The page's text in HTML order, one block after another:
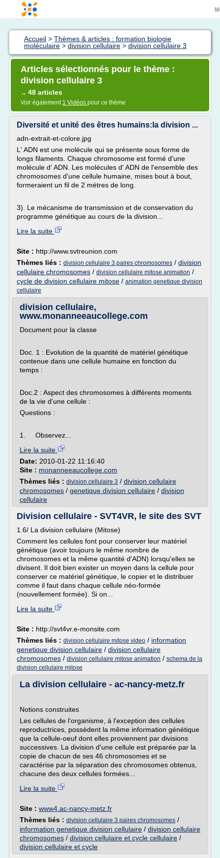
Accueil > Thèmes & articles : formation biologie
moléculaire > division cellulaire > division cellulaire 3
Articles sélectionnés pour le thème :
division cellulaire 3
→ 48 articles
Voir également 1 Vidéos pour ce thème
Diversité et unité des êtres humains:la division ...
adn-extrait-et-colore.jpg
L' ADN est une molécule qui se présente sous forme de
longs filaments. Chaque chromosome est formé d'une
molécule d' ADN. Les molécules d' ADN de l'ensemble des
chromosomes d'une cellule humaine, mises bout à bout,
formeraient un fil de 2 mètres de long.
3). Le mécanisme de transmission et de conservation du
programme génétique au cours de la division...
Lire la suite
Site : http://www.svtreunion.com
Thèmes liés : division cellulaire 3 paires chromosomes / division
cellulaire chromosomes / division cellulaire mitose animation /
cycle de division cellulaire mitose / animation genetique division
cellulaire
division cellulaire,
www.monanneeaucollege.com
Document pour la classe
Doc. 1 : Evolution de la quantité de matériel génétique
contenue dans une cellule humaine en fonction du
temps :
Doc.2 : Aspect des chromosomes à différents moments
de la vie d'une cellule :
Questions :
1. Observez...
Lire la suite
Date: 2010-01-22 11:16:40
Site : monanneeaucollege.com
Thèmes liés : division cellulaire 3 / division cellulaire
chromosomes / genetique division cellulaire / division
cellulaire
Division cellulaire - SVT4VR, le site des SVT
1.6/ La division cellulaire (Mitose)
Comment les cellules font pour conserver leur matériel
génétique (avoir toujours le même nombre de
chromosomes et la même quantité d'ADN) lorsqu'elles se
divisent. Il doit bien exister un moyen dans la cellule pour
conserver ce matériel génétique, le copier et le distribuer
comme il faut dans chaque cellule néo-formée
(nouvellement formée). Si on...
Lire la suite
Site : http://svt4vr.e-monsite.com
Thèmes liés : division cellulaire mitose video / information
genetique division cellulaire / division cellulaire
chromosomes / division cellulaire mitose animation / schema de la
division cellulaire mitose
La division cellulaire - ac-nancy-metz.fr
Notions construites
Les cellules de l'organisme, à l'exception des cellules
reproductrices, possèdent la même information génétique
que la cellule-oeuf dont elles proviennent par divisions
successives. La division d'une cellule est préparée par la
copie de chacun de ses 46 chromosomes et se
caractérise par la séparation des chromosomes obtenus,
chacune des deux cellules formées...
Lire la suite
Site : www4.ac-nancy-metz.fr
Thèmes liés : division cellulaire 3 paires chromosomes /
information genetique division cellulaire / division cellulaire
chromosomes / division cellulaire et cycle cellulaire /
division cellulaire et cycle